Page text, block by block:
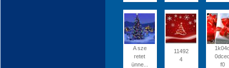
A sze
retet
ünne...
11492
4
f0